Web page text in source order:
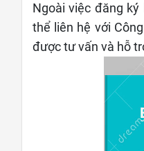
Ngoài việc đăng
thể liên hệ với
được tư vấn và hỗ